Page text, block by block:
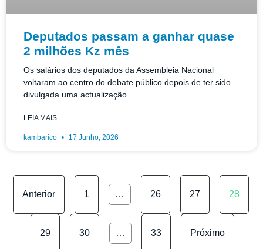
Deputados passam a ganhar quase
2 milhões Kz mês
Os salários dos deputados da Assembleia Nacional
voltaram ao centro do debate público depois de ter sido
divulgada uma actualização
LEIA MAIS
kambarico 17 Junho, 2026
Anterior 1 … 26 27 28
29 30 … 33 Próximo